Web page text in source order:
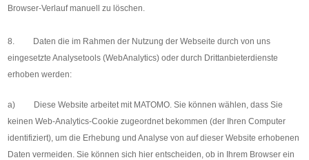
Browser-Verlauf manuell zu löschen.
8. Daten die im Rahmen der Nutzung der Webseite durch von uns
eingesetzte Analysetools (WebAnalytics) oder durch Drittanbieterdienste
erhoben werden:
a) Diese Website arbeitet mit MATOMO. Sie können wählen, dass Sie
keinen Web-Analytics-Cookie zugeordnet bekommen (der Ihren Computer
identifiziert), um die Erhebung und Analyse von auf dieser Website erhobenen
Daten vermeiden. Sie können sich hier entscheiden, ob in Ihrem Browser ein